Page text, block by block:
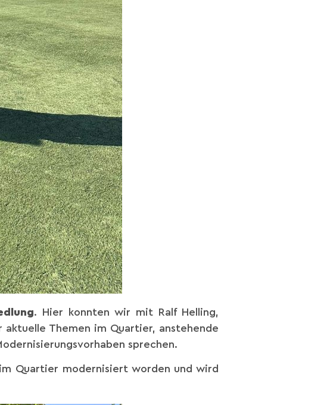
. Hier konnten wir mit Ralf Helling,
aktuelle Themen im Quartier, anstehende
sprechen.
Quartier modernisiert worden und wird